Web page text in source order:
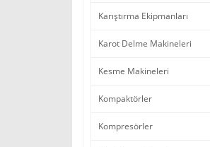
Karıştırma Ekipmanları
Karot Delme Makineleri
Kesme Makineleri
Kompaktörler
Kompresörler